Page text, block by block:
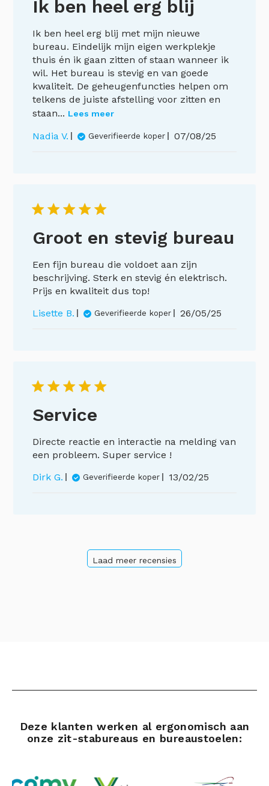
Ik ben heel erg blij
Ik ben heel erg blij met mijn nieuwe
bureau. Eindelijk mijn eigen werkplekje
thuis én ik gaan zitten of staan wanneer ik
wil. Het bureau is stevig en van goede
kwaliteit. De geheugenfuncties helpen om
telkens de juiste afstelling voor zitten en
staan... Lees meer
Nadia V. Geverifieerde koper 07/08/25
Groot en stevig bureau
Een fijn bureau die voldoet aan zijn
beschrijving. Sterk en stevig én elektrisch.
Prijs en kwaliteit dus top!
Lisette B.
Geverifieerde koper 26/05/25
Service
Directe reactie en interactie na melding van
een probleem. Super service !
Dirk G.
Geverifieerde koper Publicatiedatum
13/02/25
Laad meer recensies
Deze klanten werken al ergonomisch aan
onze zit-stabureaus en bureaustoelen: